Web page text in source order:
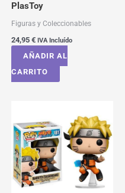
PlasToy
Figuras y Coleccionables
24,95 € IVA Incluído
AÑADIR AL
CARRITO